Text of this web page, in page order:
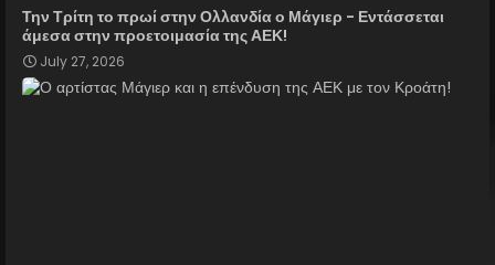
Την Τρίτη το πρωί στην Ολλανδία ο Μάγιερ - Εντάσσεται
άμεσα στην προετοιμασία της ΑΕΚ!
July 27, 2026